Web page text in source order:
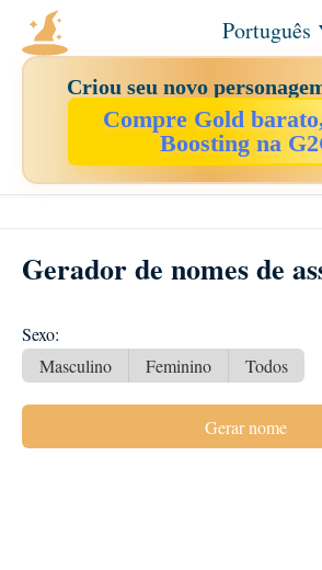
Português
Criou seu novo
Compre Gold
Boosting na
Gerador de nomes de
Sexo:
Masculino
Feminino Todos